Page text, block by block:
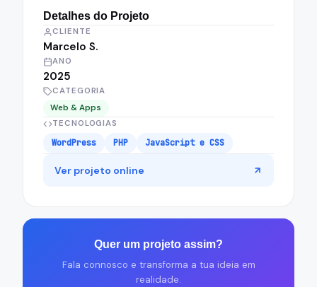
Detalhes do Projeto
CLIENTE
Marcelo S.
ANO
2025
CATEGORIA
Web & Apps
TECNOLOGIAS
WordPress PHP JavaScript e CSS
Ver projeto online
Quer um projeto assim?
Fala connosco e transforma a tua ideia em
realidade.